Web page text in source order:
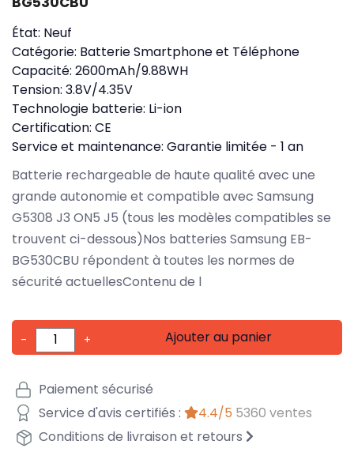
État: Neuf
Catégorie: Batterie Smartphone et Téléphone
Capacité: 2600mAh/9.88WH
Tension: 3.8V/4.35V
Technologie batterie: Li-ion
Certification: CE
Service et maintenance: Garantie limitée - 1 an
Batterie rechargeable de haute qualité avec une
grande autonomie et compatible avec Samsung
G5308 J3 ON5 J5 (tous les modèles compatibles se
trouvent ci-dessous)Nos batteries Samsung EB-
BG530CBU répondent à toutes les normes de
sécurité actuellesContenu de l
- + Ajouter au panier
Paiement sécurisé
Service d'avis certifiés :
4.4/5 5360 ventes
Conditions de livraison et retours